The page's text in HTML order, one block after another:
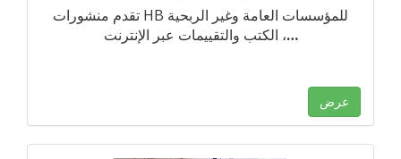
تقدم منشورات HB للمؤسسات العامة وغير الربحية
الكتب والتقييمات عبر الإنترنت ،…
عرض